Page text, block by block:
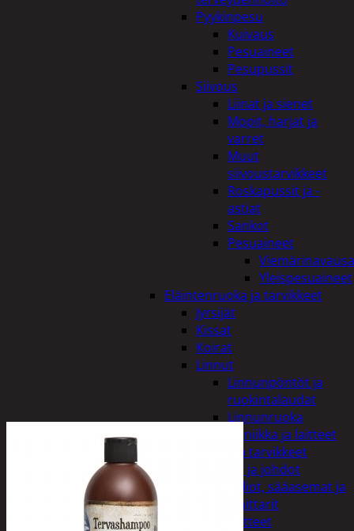
Pyykinpesu
Kuivaus
Pesuaineet
Pesupussit
Siivous
Liinat ja sienet
Mopit, harjat ja
varret
Muut
siivoustarvikkeet
Roskapussit ja -
astiat
Sankot
Pesuaineet
Yleispesuaineet
Eläintenruoka ja tarvikkeet
Jyrsijät
Kissat
Koirat
Linnut
Linnunpöntöt ja
ruokintalaudat
Linnunruoka
Kodin elektroniikka ja laitteet
Imurit ja tarvikkeet
Kaapelit ja johdot
Kelloradiot, sääasemat ja
lämpömittarit
Oheislaitteet